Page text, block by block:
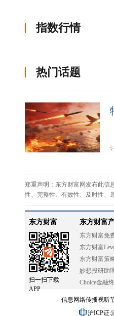
指数行情
热门话题
郑重声明：东方财富网发布此信
性、完整性、有效性、及时性、